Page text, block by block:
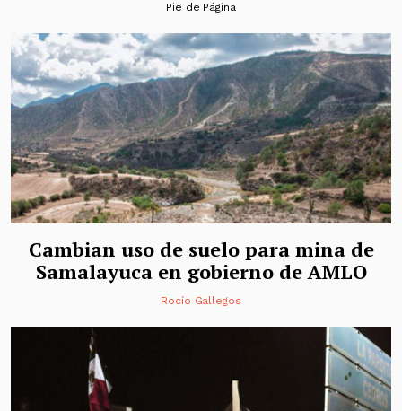
Pie de Página
Cambian uso de suelo para mina de
Samalayuca en gobierno de AMLO
Rocío Gallegos